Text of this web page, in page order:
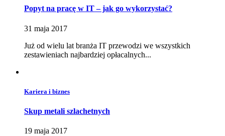
Popyt na pracę w IT – jak go wykorzystać?
31 maja 2017
Już od wielu lat branża IT przewodzi we wszystkich
zestawieniach najbardziej opłacalnych...
Kariera i biznes
Skup metali szlachetnych
19 maja 2017